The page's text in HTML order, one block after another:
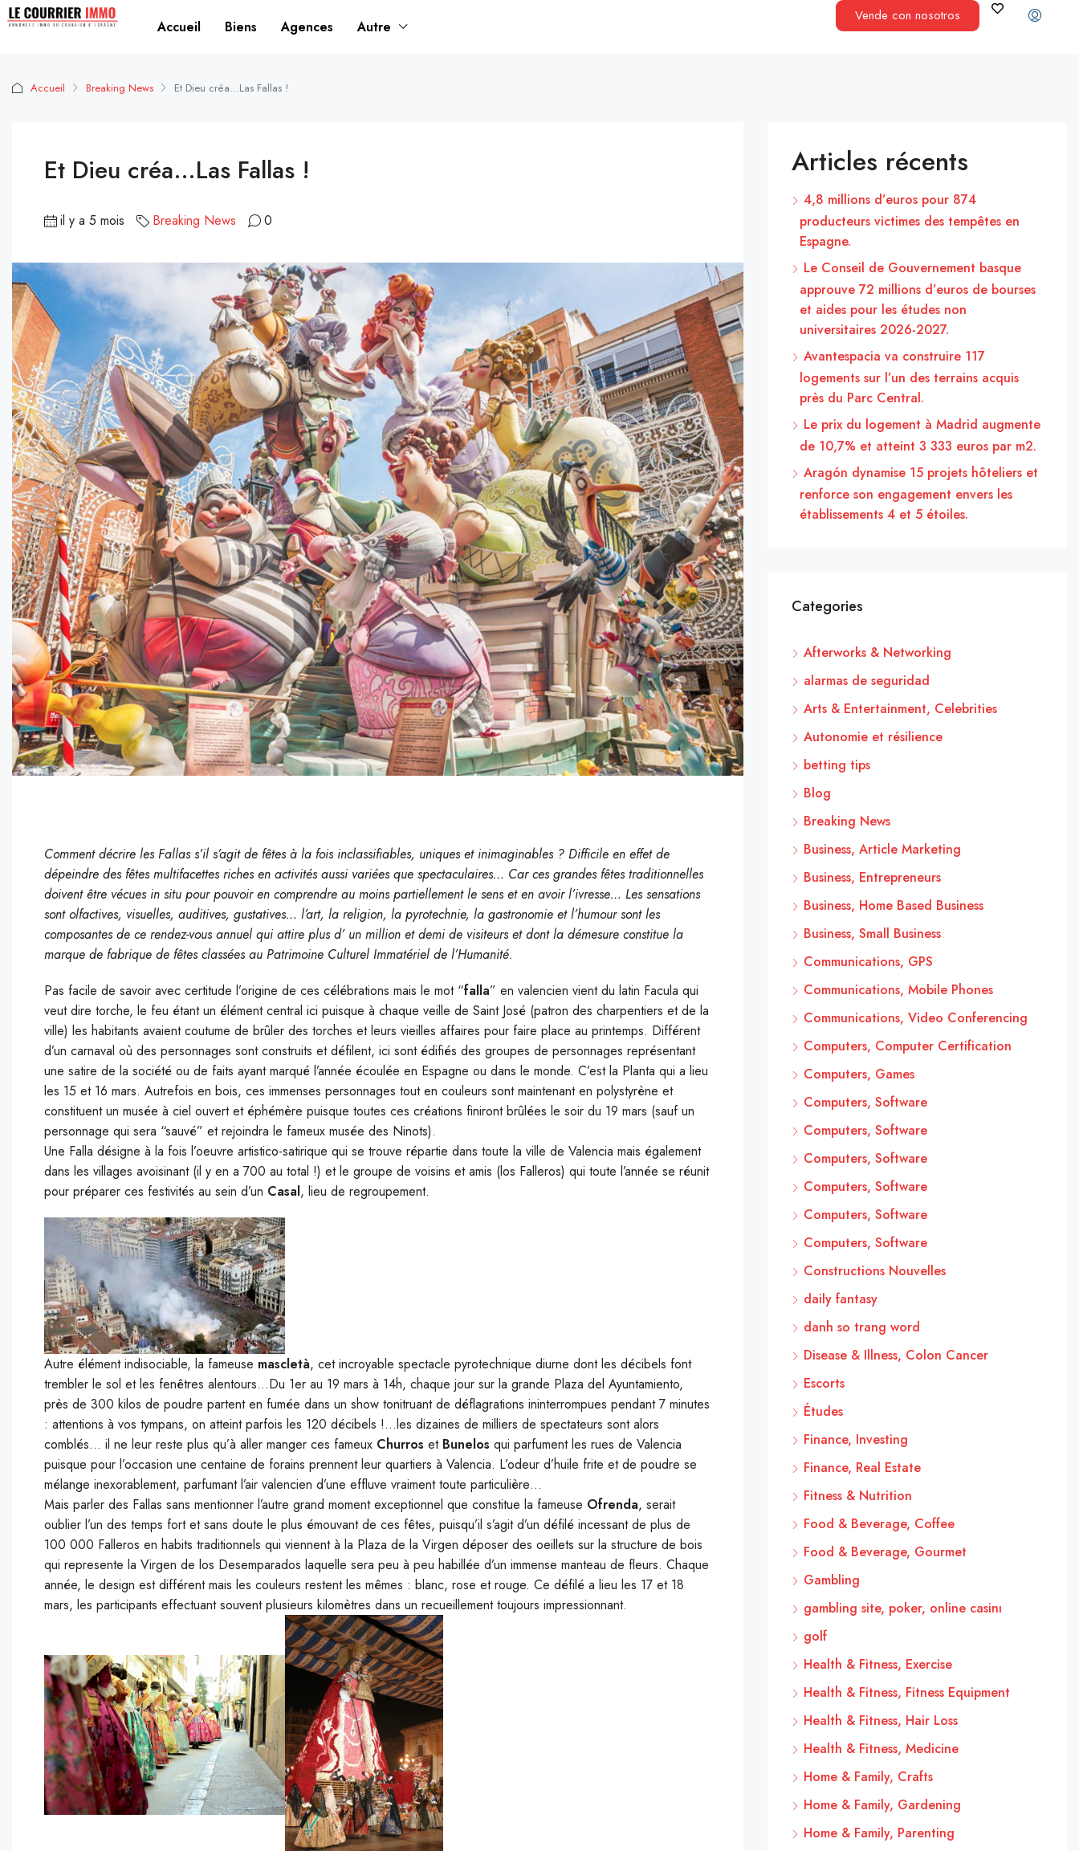
Accueil Biens Agences Autre
Vende con nosotros
Accueil Breaking News Et Dieu créa…Las Fallas !
Et Dieu créa…Las Fallas !
il y a 5 mois Breaking News 0
Comment décrire les Fallas s’il s’agit de fêtes à la fois inclassifiables, uniques et inimaginables ? Difficile en effet de
dépeindre des fêtes multifacettes riches en activités aussi variées que spectaculaires… Car ces grandes fêtes traditionnelles
doivent être vécues in situ pour pouvoir en comprendre au moins partiellement le sens et en avoir l’ivresse… Les sensations
sont olfactives, visuelles, auditives, gustatives… l’art, la religion, la pyrotechnie, la gastronomie et l’humour sont les
composantes de ce rendez-vous annuel qui attire plus d’ un million et demi de visiteurs et dont la démesure constitue la
marque de fabrique de fêtes classées au Patrimoine Culturel Immatériel de l’Humanité.
Pas facile de savoir avec certitude l’origine de ces célébrations mais le mot “falla” en valencien vient du latin Facula qui
veut dire torche, le feu étant un élément central ici puisque à chaque veille de Saint José (patron des charpentiers et de la
ville) les habitants avaient coutume de brûler des torches et leurs vieilles affaires pour faire place au printemps. Différent
d’un carnaval où des personnages sont construits et défilent, ici sont édifiés des groupes de personnages représentant
une satire de la société ou de faits ayant marqué l’année écoulée en Espagne ou dans le monde. C’est la Planta qui a lieu
les 15 et 16 mars. Autrefois en bois, ces immenses personnages tout en couleurs sont maintenant en polystyrène et
constituent un musée à ciel ouvert et éphémère puisque toutes ces créations finiront brûlées le soir du 19 mars (sauf un
personnage qui sera “sauvé” et rejoindra le fameux musée des Ninots).
Une Falla désigne à la fois l’oeuvre artistico-satirique qui se trouve répartie dans toute la ville de Valencia mais également
dans les villages avoisinant (il y en a 700 au total !) et le groupe de voisins et amis (los Falleros) qui toute l’année se réunit
pour préparer ces festivités au sein d’un Casal, lieu de regroupement.
Autre élément indisociable, la fameuse mascletà, cet incroyable spectacle pyrotechnique diurne dont les décibels font
trembler le sol et les fenêtres alentours…Du 1er au 19 mars à 14h, chaque jour sur la grande Plaza del Ayuntamiento,
près de 300 kilos de poudre partent en fumée dans un show tonitruant de déflagrations ininterrompues pendant 7 minutes
: attentions à vos tympans, on atteint parfois les 120 décibels !…les dizaines de milliers de spectateurs sont alors
comblés… il ne leur reste plus qu’à aller manger ces fameux Churros et Bunelos qui parfument les rues de Valencia
puisque pour l’occasion une centaine de forains prennent leur quartiers à Valencia. L’odeur d’huile frite et de poudre se
mélange inexorablement, parfumant l’air valencien d’une effluve vraiment toute particulière…
Mais parler des Fallas sans mentionner l’autre grand moment exceptionnel que constitue la fameuse Ofrenda, serait
oublier l’un des temps fort et sans doute le plus émouvant de ces fêtes, puisqu’il s’agit d’un défilé incessant de plus de
100 000 Falleros en habits traditionnels qui viennent à la Plaza de la Virgen déposer des oeillets sur la structure de bois
qui represente la Virgen de los Desemparados laquelle sera peu à peu habillée d’un immense manteau de fleurs. Chaque
année, le design est différent mais les couleurs restent les mêmes : blanc, rose et rouge. Ce défilé a lieu les 17 et 18
mars, les participants effectuant souvent plusieurs kilomètres dans un recueillement toujours impressionnant.
Articles récents
4,8 millions d’euros pour 874
producteurs victimes des tempêtes en
Espagne.
Le Conseil de Gouvernement basque
approuve 72 millions d’euros de bourses
et aides pour les études non
universitaires 2026-2027.
Avantespacia va construire 117
logements sur l’un des terrains acquis
près du Parc Central.
Le prix du logement à Madrid augmente
de 10,7% et atteint 3 333 euros par m2.
Aragón dynamise 15 projets hôteliers et
renforce son engagement envers les
établissements 4 et 5 étoiles.
Categories
Afterworks & Networking
alarmas de seguridad
Arts & Entertainment, Celebrities
Autonomie et résilience
betting tips
Blog
Breaking News
Business, Article Marketing
Business, Entrepreneurs
Business, Home Based Business
Business, Small Business
Communications, GPS
Communications, Mobile Phones
Communications, Video Conferencing
Computers, Computer Certification
Computers, Games
Computers, Software
Computers, Software
Computers, Software
Computers, Software
Computers, Software
Computers, Software
Constructions Nouvelles
daily fantasy
danh so trang word
Disease & Illness, Colon Cancer
Escorts
Études
Finance, Investing
Finance, Real Estate
Fitness & Nutrition
Food & Beverage, Coffee
Food & Beverage, Gourmet
Gambling
gambling site, poker, online casinı
golf
Health & Fitness, Exercise
Health & Fitness, Fitness Equipment
Health & Fitness, Hair Loss
Health & Fitness, Medicine
Home & Family, Crafts
Home & Family, Gardening
Home & Family, Parenting